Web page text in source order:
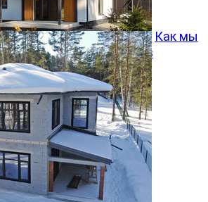
Как мы
проект Хвойный 96 в
05.08.2026